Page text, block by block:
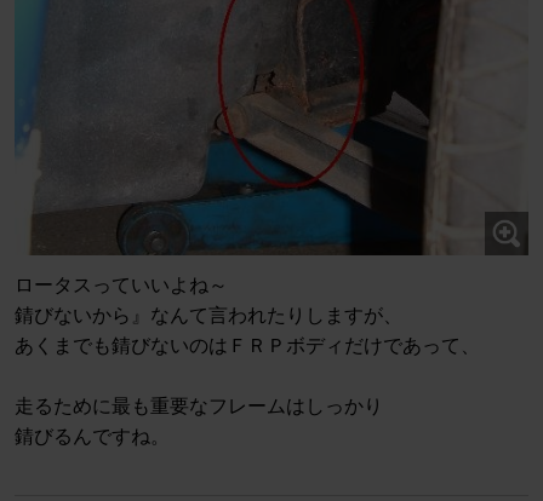
ロータスっていいよね～
錆びないから』なんて言われたりしますが、
あくまでも錆びないのはＦＲＰボディだけであって、
走るために最も重要なフレームはしっかり
錆びるんですね。